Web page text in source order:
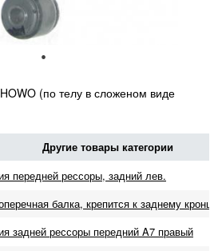
(по телу в сложеном виде
Другие товары категории
передней рессоры, задний лев.
балка, крепится к заднему
задней рессоры передний A7 правый